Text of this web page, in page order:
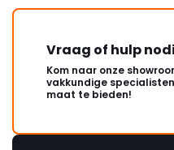
Vraag of hulp
Kom naar onze
vakkundige
maat te bieden!